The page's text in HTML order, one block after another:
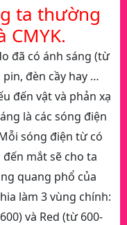
ta thường
CMYK.
đã có ánh sáng (từ
đèn cầy hay …
đến vật và phản xạ
là các sóng điện
sóng điện từ có
mắt sẽ cho ta
quang phổ của
làm 3 vùng chính:
và Red (từ 600-